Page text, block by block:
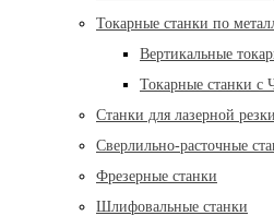
Токарные станки по
Вертикальные
Токарные станки с
Станки для лазерной
Сверлильно-расточные
Фрезерные станки
Шлифовальные станки